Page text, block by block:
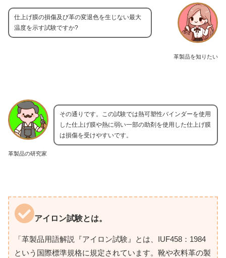
革製品を知りたい
仕上げ膜の損傷及び革の変退色を生じない最大
温度を示す試験ですか?
革製品の研究家
その通りです。この試験では熱可塑性バインダーを使用
した仕上げ膜や熱に弱い一部の助剤を使用した仕上げ膜
は損傷を受けやすいです。
アイロン試験とは。
「革製品用語解説『アイロン試験』とは、IUF458：1984
という国際標準規格に規定されています。靴や衣料革の製